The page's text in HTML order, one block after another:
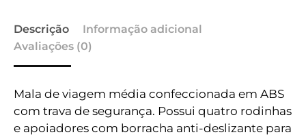
Descrição
Informação adicional
Avaliações (0)
Mala de viagem média confeccionada em ABS
com trava de segurança. Possui quatro rodinhas
e apoiadores com borracha anti-deslizante para